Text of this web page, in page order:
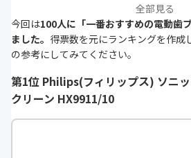
全部見る
今回は100人に「一番おすすめの電動歯
ました。 得票数を元にランキングを作成
の参考にしてみてください。
第1位 Philips(フィリップス) ソニ
クリーン HX9911/10